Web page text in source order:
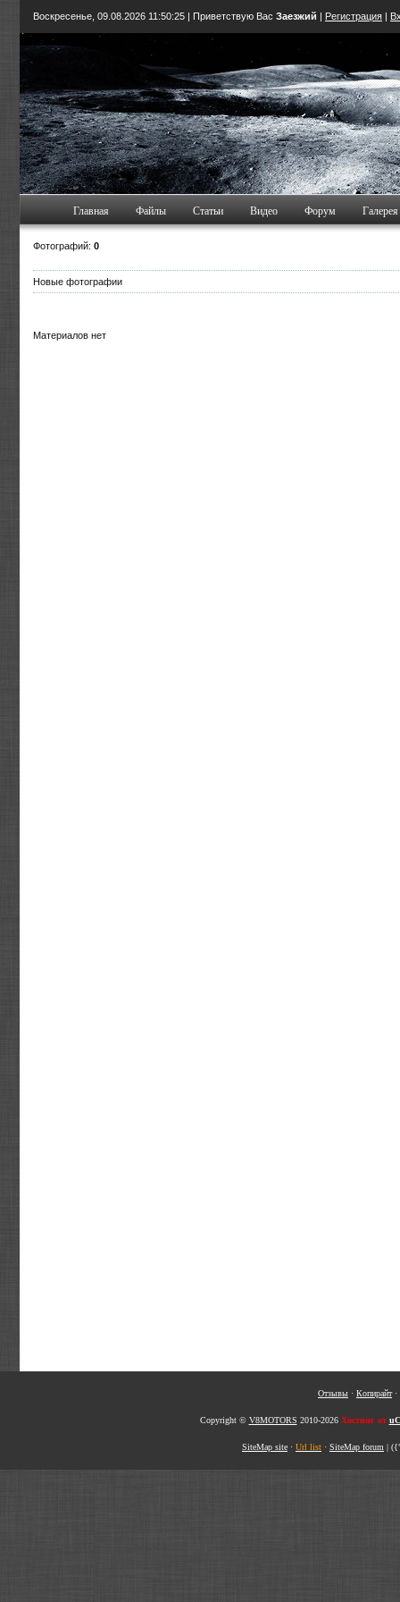
Воскресенье, 09.08.2026 11:50:25 | Приветствую Вас Заезжий | Регистрация |
Главная Файлы Статьи Видео Форум Галерея
Фотографий: 0
Новые фотографии
Материалов нет
Отзывы · Копирайт·
Copyright © V8MOTORS 2010-2026 Хостинг от
SiteMap site · Url list · SiteMap forum |